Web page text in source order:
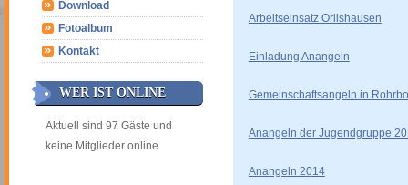
Download
Fotoalbum
Kontakt
WER IST ONLINE
Aktuell sind 97 Gäste und
keine Mitglieder online
Arbeitseinsatz Orlishausen
Einladung Anangeln
Gemeinschaftsangeln in
Anangeln der Jugendgruppe
Anangeln 2014